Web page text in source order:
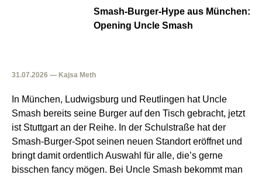
Smash-Burger-Hype aus München:
Opening Uncle Smash
31.07.2026 — Kajsa Meth
In München, Ludwigsburg und Reutlingen hat Uncle
Smash bereits seine Burger auf den Tisch gebracht, jetzt
ist Stuttgart an der Reihe. In der Schulstraße hat der
Smash-Burger-Spot seinen neuen Standort eröffnet und
bringt damit ordentlich Auswahl für alle, die’s gerne
bisschen fancy mögen. Bei Uncle Smash bekommt man